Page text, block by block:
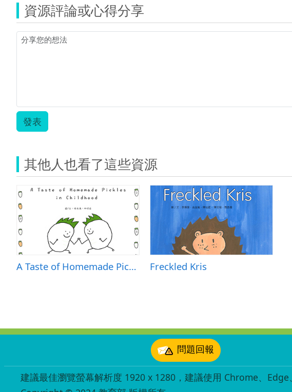
First.pdf
Is
資源評論或心得分享
發表
其他人也看了這些資源
A Taste of Homemade Pickles in Childhood Freckled Kris
問題回報
建議最佳瀏覽螢幕解析度 1920 x 1280，建議使用 Chrome、